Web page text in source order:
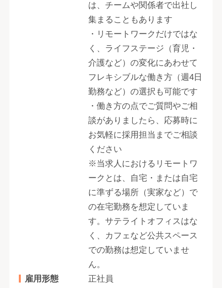
は、チームや関係者で出社し
集まることもあります
・リモートワークだけではな
く、ライフステージ（育児・
介護など）の変化にあわせて
フレキシブルな働き方（週4日
勤務など）の選択も可能です
・働き方の点でご質問やご相
談がありましたら、応募時に
お気軽に採用担当までご相談
ください
※当求人におけるリモートワ
ークとは、自宅・または自宅
に準ずる場所（実家など）で
の在宅勤務を想定していま
す。サテライトオフィスはな
く、カフェなど公共スペース
での勤務は想定していませ
ん。
雇用形態
正社員